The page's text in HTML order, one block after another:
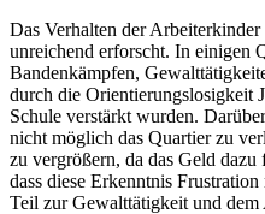
Das Verhalten der
unreichend erforscht. In einigen
Bandenkämpfen,
durch die Orientierungslosigkeit
Schule verstärkt wurden.
nicht möglich das Quartier zu
zu vergrößern, da das Geld
dass diese Erkenntnis
Teil zur Gewalttätigkeit und